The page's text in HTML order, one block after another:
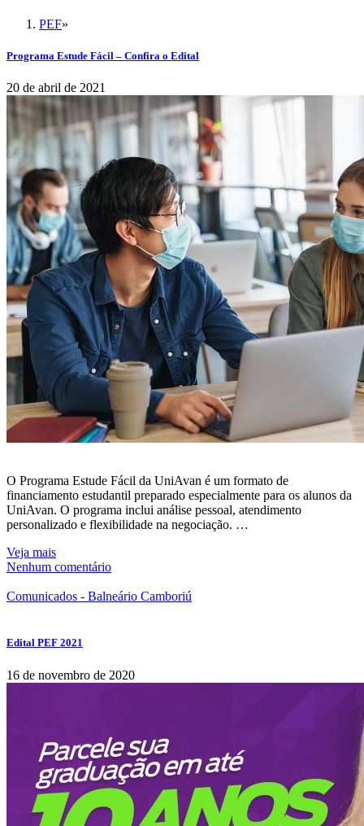
PEF»
Programa Estude Fácil – Confira o Edital
20 de abril de 2021
O Programa Estude Fácil da UniAvan é um formato de
financiamento estudantil preparado especialmente para os alunos da
UniAvan. O programa inclui análise pessoal, atendimento
personalizado e flexibilidade na negociação. …
Veja mais
Nenhum comentário
Comunicados - Balneário Camboriú
Edital PEF 2021
16 de novembro de 2020